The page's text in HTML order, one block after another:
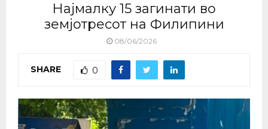
Најмалку 15 загинати во
земјотресот на Филипини
08/06/2026
SHARE 0